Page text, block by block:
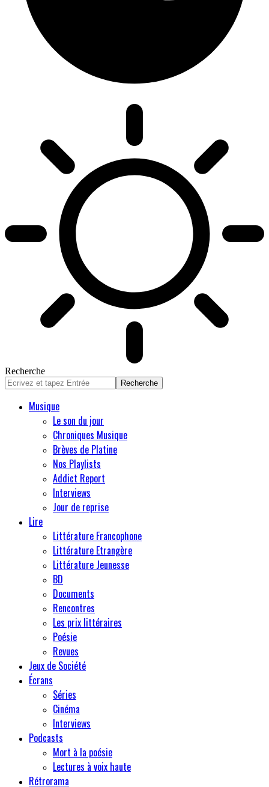
Recherche
Musique
Le son du jour
Chroniques Musique
Brèves de Platine
Nos Playlists
Addict Report
Interviews
Jour de reprise
Lire
Littérature Francophone
Littérature Etrangère
Littérature Jeunesse
BD
Documents
Rencontres
Les prix littéraires
Poésie
Revues
Jeux de Société
Écrans
Séries
Cinéma
Interviews
Podcasts
Mort à la poésie
Lectures à voix haute
Rétrorama